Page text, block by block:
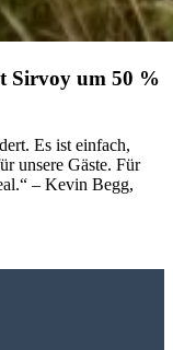
Sirvoy um 50 %
Es ist einfach,
unsere Gäste. Für
– Kevin Begg,